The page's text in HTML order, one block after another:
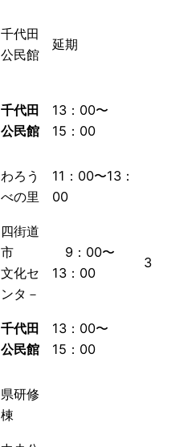
千代田
公民館
延期
千代田
公民館
13：00〜
15：00
わろう
べの里
11：00〜13：
00
四街道
市
文化セ
ンタ－
9：00〜
13：00
3
千代田
公民館
13：00〜
15：00
県研修
棟